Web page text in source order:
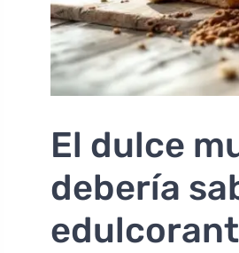
El dulce
debería